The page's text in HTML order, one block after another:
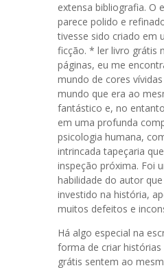
extensa bibliografia. O
parece polido e
tivesse sido criado em
ficção. * ler livro grátis
páginas, eu me
mundo de cores
mundo que era ao
fantástico e, no
em uma profunda
psicologia humana,
intrincada tapeçaria
inspeção próxima. Foi
habilidade do autor
investido na história,
muitos defeitos e
Há algo especial na
forma de criar
grátis sentem ao